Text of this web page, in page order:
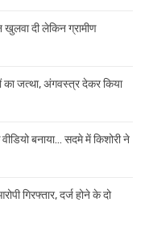
दी लेकिन ग्रामीण
का जत्था, अंगवस्त्र देकर किया
बनाया… सदमे में किशोरी ने
गिरफ्तार, दर्ज होने के दो